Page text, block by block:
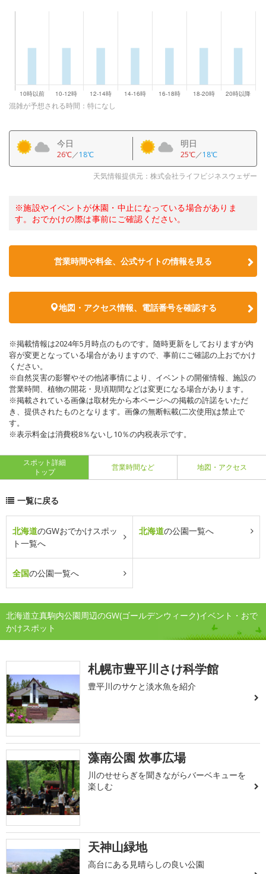
混雑が予想される時間：特になし
今日
26℃／18℃
明日
25℃／18℃
天気情報提供元：株式会社ライフビジネスウェザー
※施設やイベントが休園・中止になっている場合がありま
す。おでかけの際は事前にご確認ください。
営業時間や料金、公式サイトの情報を見る
地図・アクセス情報、電話番号を確認する
※掲載情報は2024年5月時点のものです。随時更新をしておりますが内
容が変更となっている場合がありますので、事前にご確認の上おでかけ
ください。
※自然災害の影響やその他諸事情により、イベントの開催情報、施設の
営業時間、植物の開花・見頃期間などは変更になる場合があります。
※掲載されている画像は取材先から本ページへの掲載の許諾をいただ
き、提供されたものとなります。画像の無断転載(二次使用)は禁止で
す。
※表示料金は消費税8％ないし10％の内税表示です。
スポット詳細
トップ
営業時間など 地図・アクセス
一覧に戻る
北海道のGWおでかけスポッ
ト一覧へ
北海道の公園一覧へ
全国の公園一覧へ
北海道立真駒内公園周辺のGW(ゴールデンウィーク)イベント・おで
かけスポット
札幌市豊平川さけ科学館
豊平川のサケと淡水魚を紹介
藻南公園 炊事広場
川のせせらぎを聞きながらバーベキューを
楽しむ
天神山緑地
高台にある見晴らしの良い公園